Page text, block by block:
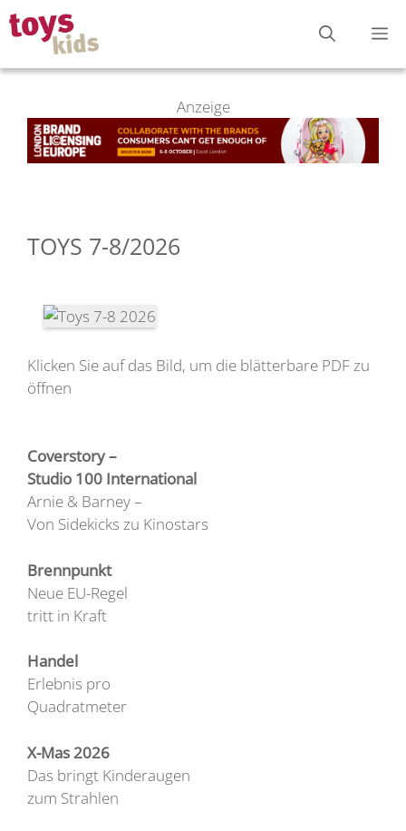
Zum
Inhalt
springen
Anzeige
TOYS 7-8/2026
Klicken Sie auf das Bild, um die blätterbare PDF zu
öffnen
Coverstory –
Studio 100 International
Arnie & Barney –
Von Sidekicks zu Kinostars
Brennpunkt
Neue EU-Regel
tritt in Kraft
Handel
Erlebnis pro
Quadratmeter
X-Mas 2026
Das bringt Kinderaugen
zum Strahlen